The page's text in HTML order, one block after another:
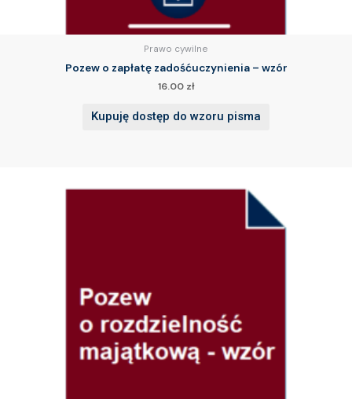
Prawo cywilne
Pozew o zapłatę zadośćuczynienia – wzór
16.00 zł
Kupuję dostęp do wzoru pisma